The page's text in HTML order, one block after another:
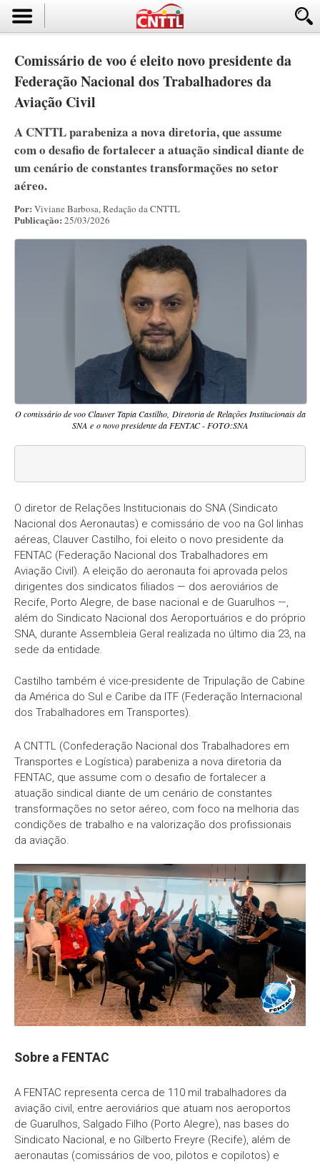
Comissário de voo é eleito novo presidente da
Federação Nacional dos Trabalhadores da
Aviação Civil
A CNTTL parabeniza a nova diretoria, que assume
com o desafio de fortalecer a atuação sindical diante de
um cenário de constantes transformações no setor
aéreo.
Por: Viviane Barbosa, Redação da CNTTL
Publicação: 25/03/2026
O comissário de voo Clauver Tapia Castilho, Diretoria de Relações Institucionais da
SNA e o novo presidente da FENTAC - FOTO:SNA
O diretor de Relações Institucionais do SNA (Sindicato
Nacional dos Aeronautas) e comissário de voo na Gol linhas
aéreas, Clauver Castilho, foi eleito o novo presidente da
FENTAC (Federação Nacional dos Trabalhadores em
Aviação Civil). A eleição do aeronauta foi aprovada pelos
dirigentes dos sindicatos filiados — dos aeroviários de
Recife, Porto Alegre, de base nacional e de Guarulhos —,
além do Sindicato Nacional dos Aeroportuários e do próprio
SNA, durante Assembleia Geral realizada no último dia 23, na
sede da entidade.
Castilho também é vice-presidente de Tripulação de Cabine
da América do Sul e Caribe da ITF (Federação Internacional
dos Trabalhadores em Transportes).
A CNTTL (Confederação Nacional dos Trabalhadores em
Transportes e Logística) parabeniza a nova diretoria da
FENTAC, que assume com o desafio de fortalecer a
atuação sindical diante de um cenário de constantes
transformações no setor aéreo, com foco na melhoria das
condições de trabalho e na valorização dos profissionais
da aviação.
Sobre a FENTAC
A FENTAC representa cerca de 110 mil trabalhadores da
aviação civil, entre aeroviários que atuam nos aeroportos
de Guarulhos, Salgado Filho (Porto Alegre), nas bases do
Sindicato Nacional, e no Gilberto Freyre (Recife), além de
aeronautas (comissários de voo, pilotos e copilotos) e